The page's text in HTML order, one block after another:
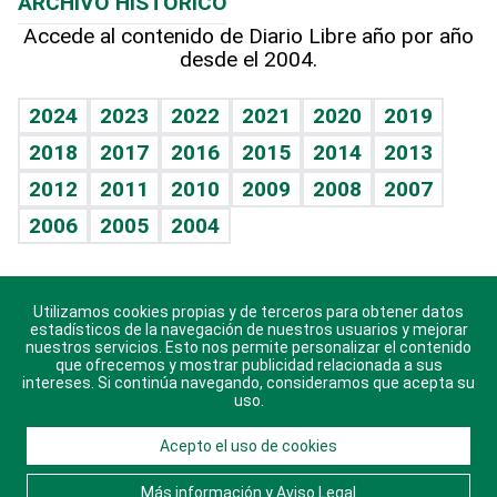
Hablando con el pediatra
Vida y familia
Eñe
Celebrando la vida
Sin complejos
En pocas palabras
Escuchando al corazón
Economía Personal
Línea de hit
TBT Deportivo
Más firmas
Hecho en casa
Guía del dinero
Cumpleaños
Horóscopos
Crucigramas
Accede al contenido de Diario Libre año por año
desde el 2004.
2024 2023 2022 2021 2020
2019
2018
2017 2016 2015 2014
2013
2012
2011 2010 2009 2008
2007
2006
2005 2004
Descarga nuestras aplicaciones para Android, iOS y
sistema Huawei.
© 2021 Diario Libre, todos los derechos reservados.
Consulta elAviso Legal. Ponte en Contacto
Utilizamos cookies propias y de terceros para obtener datos
estadísticos de la navegación de nuestros usuarios y mejorar
nuestros servicios. Esto nos permite personalizar el contenido
que ofrecemos y mostrar publicidad relacionada a sus
intereses. Si continúa navegando, consideramos que acepta su
uso.
Acepto el uso de cookies
Más información y Aviso Legal